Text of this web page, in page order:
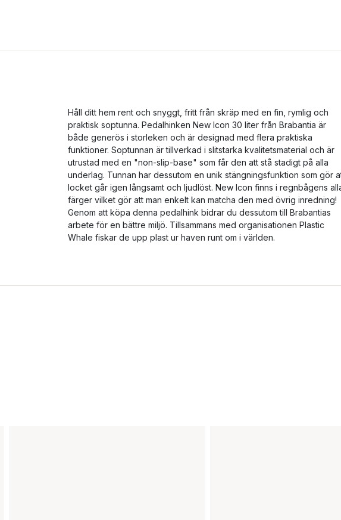
Håll ditt hem rent och snyggt, fritt från skräp med en fin, rymlig och
praktisk soptunna. Pedalhinken New Icon 30 liter från Brabantia är
både generös i storleken och är designad med flera praktiska
funktioner. Soptunnan är tillverkad i slitstarka kvalitetsmaterial och är
utrustad med en "non-slip-base" som får den att stå stadigt på alla
underlag. Tunnan har dessutom en unik stängningsfunktion som gör
locket går igen långsamt och ljudlöst. New Icon finns i regnbågens
färger vilket gör att man enkelt kan matcha den med övrig inredning!
Genom att köpa denna pedalhink bidrar du dessutom till Brabantias
arbete för en bättre miljö. Tillsammans med organisationen Plastic
Whale fiskar de upp plast ur haven runt om i världen.